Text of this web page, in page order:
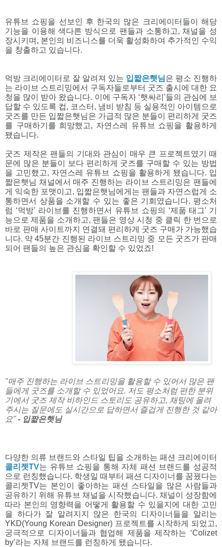
유튜브 쇼핑을 선보인 후 한국의 많은 크리에이터들이 해당
기능을 이용해 색다른 방식으로 팬들과 소통하고, 채널을 성
장시키며, 본인의 비즈니스를 더욱 활성화하여 추가적인 수익
을 창출하고 있습니다.
먹방 크리에이터로 잘 알려져 있는 입짧은햇님은 평소 진행하
는 라이브 스트리밍에서 구독자들로부터 굿즈 출시에 대한 요
청을 많이 받아 왔습니다. 이에 구독자 ‘햇싸리'들의 관심에 보
답할 수 있도록 컵, 코스터, 냄비 받침 등 실용적인 아이템으로
굿즈를 만든 입짧은햇님은 가급적 많은 분들이 편리하게 굿즈
를 구매하기를 희망했고, 자연스레 유튜브 쇼핑을 활용하게
됐습니다.
굿즈 제작은 팬들의 기대와 관심이 매우 큰 프로젝트였기 때
문에 많은 분들이 보다 편리하게 굿즈를 구매할 수 있는 방법
을 고민했고, 자연스레 유튜브 쇼핑을 활용하게 됐습니다. 입
짧은햇님 채널에서 매주 진행하는 라이브 스트리밍은 팬들에
게 익숙한 포맷이고, 입짧은햇님에게는 팬들과 자연스럽게 소
통하면서 상품을 소개할 수 있는 좋은 기회였습니다. 평소처
럼 ‘먹방' 라이브를 진행하면서 유튜브 쇼핑의 ‘제품 태그' 기
능으로 제품을 소개하고, 팬들은 영상 시청 중 클릭 한 번으로
바로 판매 사이트까지 연결돼 편리하게 굿즈 구매가 가능했습
니다. 약 45분간 진행된 라이브 스트리밍 중 모든 굿즈가 판매
되어 팬들의 높은 관심을 확인할 수 있었죠!
"매주 진행하는 라이브 스트리밍을 활용할 수 있어서 많은 팬
들에게 굿즈를 소개할 수 있었어요. 저도 평소처럼 편한 분위
기에서 굿즈 제작 비하인드 스토리도 공유하고, 채팅에 올려
주시는 질문에도 실시간으로 답하면서 즐겁게 진행한 것 같아
요" - 입짧은햇님
콜리젯TV는 유튜브 쇼핑을 통해 자체 패션 브랜드를 성공적
으로 런칭했습니다. 학생일 때부터 패션 디자이너를 꿈꿨다는
콜리젯TV는 본인이 좋아하는 패션 스타일을 많은 사람들과
공유하기 위해 유튜브 채널을 시작했습니다. 채널이 성장함에
따라 본인의 영향력을 어떻게 활용할 수 있을지에 대한 고민
을 하다가 잘 알려지지 않은 한국의 디자이너들을 알리는
YKD(Young Korean Designer) 프로젝트를 시작하게 되었고,
궁극적으로 디자이너들과 협업해 제품을 제작하는 ‘Colizet
by’라는 자체 브랜드를 런칭하게 됐습니다.